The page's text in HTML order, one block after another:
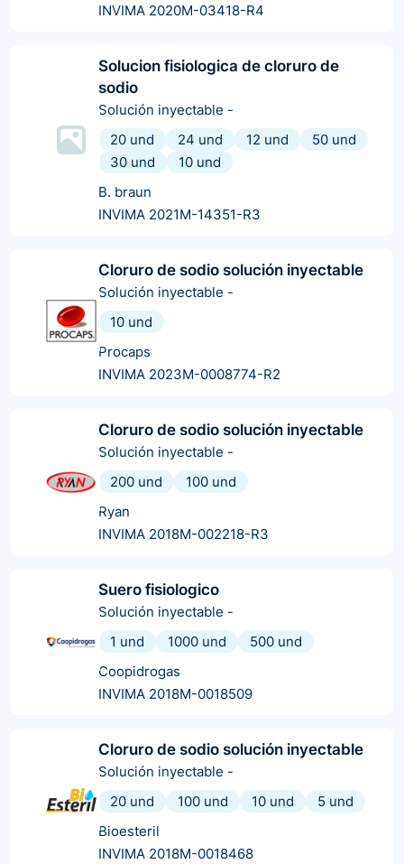
INVIMA 2020M-03418-R4
Solucion fisiologica de cloruro de
sodio
Solución inyectable -
20 und
24 und 12 und
50 und
30 und
10 und
B. braun
INVIMA 2021M-14351-R3
Cloruro de sodio solución inyectable
Solución inyectable -
10 und
Procaps
INVIMA 2023M-0008774-R2
Cloruro de sodio solución inyectable
Solución inyectable -
200 und
100 und
Ryan
INVIMA 2018M-002218-R3
Suero fisiologico
Solución inyectable -
1 und
1000 und
500 und
Coopidrogas
INVIMA 2018M-0018509
Cloruro de sodio solución inyectable
Solución inyectable -
20 und
100 und 10 und
5 und
Bioesteril
INVIMA 2018M-0018468